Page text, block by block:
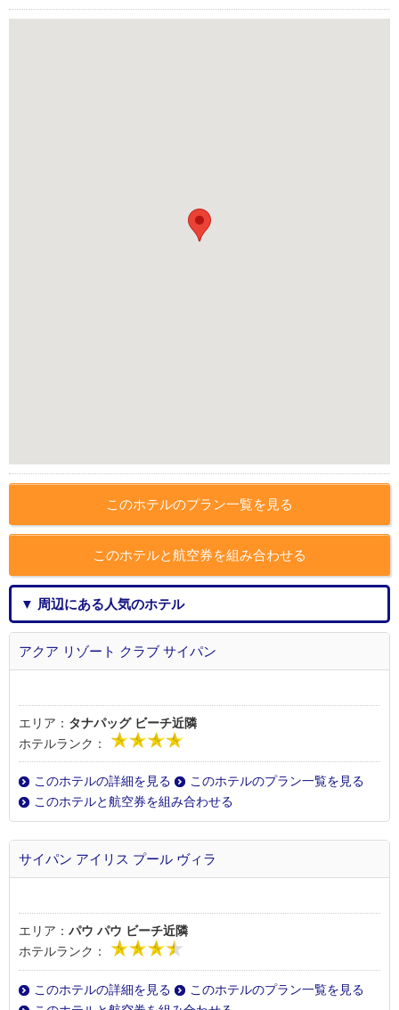
このホテルのプラン一覧を見る
このホテルと航空券を組み合わせる
▼ 周辺にある人気のホテル
アクア リゾート クラブ サイパン
エリア： タナパッグ ビーチ近隣
ホテルランク：
このホテルの詳細を見る
このホテルのプラン一覧を見る
このホテルと航空券を組み合わせる
サイパン アイリス プール ヴィラ
エリア： パウ パウ ビーチ近隣
ホテルランク：
このホテルの詳細を見る
このホテルのプラン一覧を見る